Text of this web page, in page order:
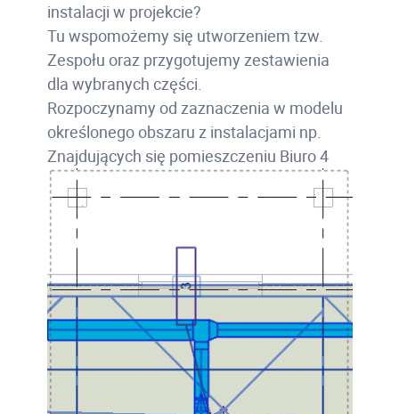
instalacji w projekcie?
Tu wspomożemy się utworzeniem tzw.
Zespołu oraz przygotujemy zestawienia
dla wybranych części.
Rozpoczynamy od zaznaczenia w modelu
określonego obszaru z instalacjami np.
Znajdujących się pomieszczeniu Biuro 4